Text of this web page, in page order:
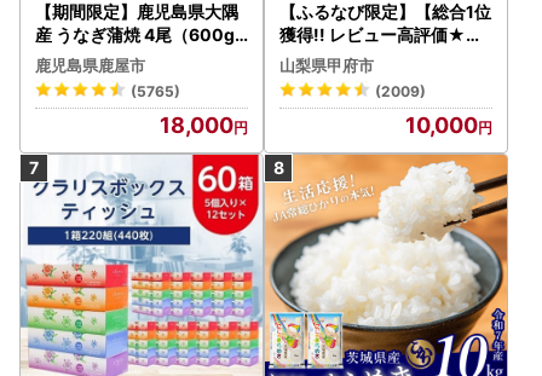
【期間限定】鹿児島県大隅
産 うなぎ蒲焼 4尾（600g
） KN007-004-04-cp18
うなぎ 鰻 魚 惣菜 総菜
鹿児島県鹿屋市
(5765)
18,000
【ふるなび限定】【総合1位
獲得!! レビュー高評価★】
〈2026年度配送分〉山梨
県産 シャインマスカット 2
～3房（1.0kg以上）シャイ
ン フルーツ FN-Limited-S
P
山梨県甲府市
(2009)
10,000